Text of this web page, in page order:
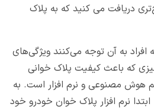
دریافت می کنید که به پلاک
افراد به آن توجه می‌کنند ویژگی‌های
که باعث کیفیت پلاک خوانی
هوش مصنوعی و نرم افزار است. به
نرم افزار پلاک خوان خودرو خود